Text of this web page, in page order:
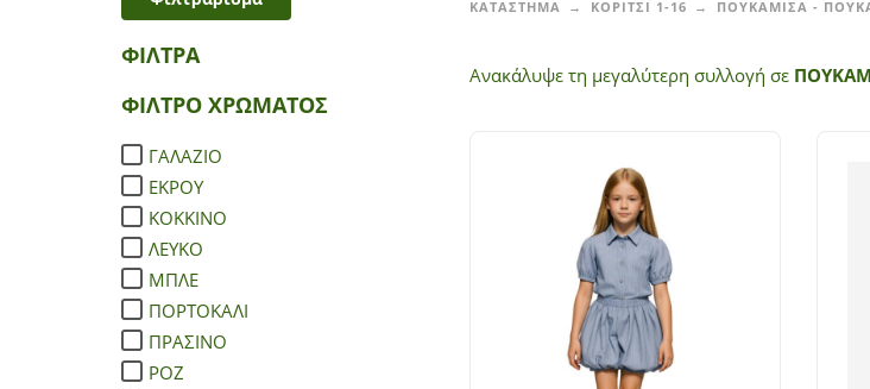
ΦΙΛΤΡΑ
ΦΙΛΤΡΟ ΧΡΩΜΑΤΟΣ
ΓΑΛΑΖΙΟ
ΕΚΡΟΥ
ΚΟΚΚΙΝΟ
ΛΕΥΚΟ
ΜΠΛΕ
ΠΟΡΤΟΚΑΛΙ
ΠΡΑΣΙΝΟ
ΡΟΖ
ΚΑΤΑΣΤΗΜΑ ΚΟΡΙΤΣΙ 1-16 ΠΟΥΚΑΜΙΣΑ -
Ανακάλυψε τη μεγαλύτερη συλλογή σε